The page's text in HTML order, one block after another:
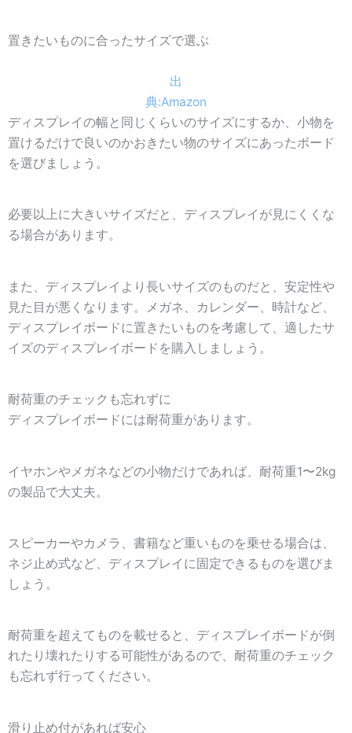
置きたいものに合ったサイズで選ぶ
出
典:Amazon
ディスプレイの幅と同じくらいのサイズにするか、小物を
置けるだけで良いのかおきたい物のサイズにあったボード
を選びましょう。
必要以上に大きいサイズだと、ディスプレイが見にくくな
る場合があります。
また、ディスプレイより長いサイズのものだと、安定性や
見た目が悪くなります。メガネ、カレンダー、時計など、
ディスプレイボードに置きたいものを考慮して、適したサ
イズのディスプレイボードを購入しましょう。
耐荷重のチェックも忘れずに
ディスプレイボードには耐荷重があります。
イヤホンやメガネなどの小物だけであれば、耐荷重1〜2kg
の製品で大丈夫。
スピーカーやカメラ、書籍など重いものを乗せる場合は、
ネジ止め式など、ディスプレイに固定できるものを選びま
しょう。
耐荷重を超えてものを載せると、ディスプレイボードが倒
れたり壊れたりする可能性があるので、耐荷重のチェック
も忘れず行ってください。
滑り止め付があれば安心